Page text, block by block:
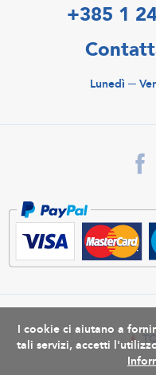
I cookie ci aiutano a
tali servizi, accetti
+385 1
Lunedì ─